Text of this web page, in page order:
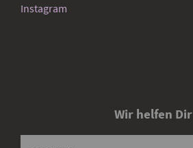
Instagram
Wir helfen Dir